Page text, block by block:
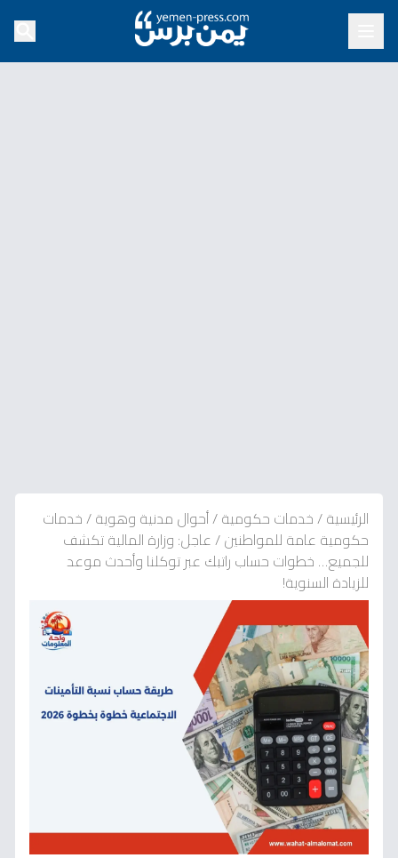
الرئيسية/خدمات حكومية/أحوال مدنية وهوية/خدمات
حكومية عامة للمواطنين/عاجل: وزارة المالية تكشف
للجميع… خطوات حساب راتبك عبر توكلنا وأحدث موعد
للزيادة السنوية!